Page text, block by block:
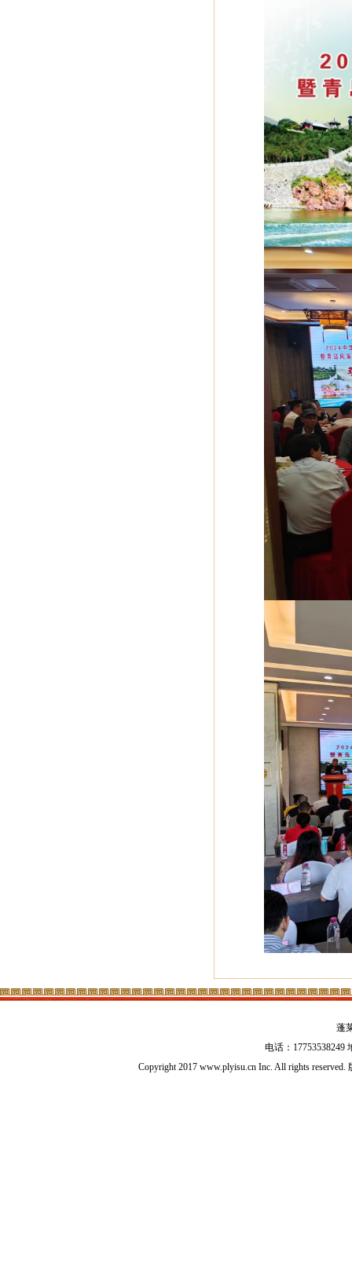
蓬
电话：17753538249
Copyright 2017 www.plyisu.cn Inc. All rights